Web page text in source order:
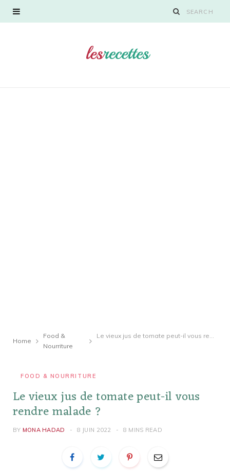
Home
Food &
Nourriture
Le vieux jus de tomate peut-il vous rendre malade ?
FOOD & NOURRITURE
Le vieux jus de tomate peut-il vous
rendre malade ?
BY MONA HADAD 8 JUIN 2022 8 MINS READ